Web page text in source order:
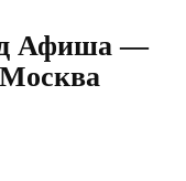
Афиша —